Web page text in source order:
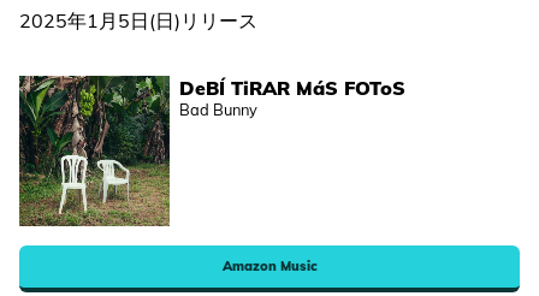
2025年1月5日(日)リリース
DeBÍ TiRAR MáS FOToS
Bad Bunny
Amazon Music